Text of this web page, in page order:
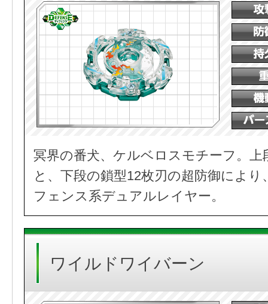
冥界の番犬、ケルベロスモチーフ。上
と、下段の鎖型12枚刃の超防御によ
フェンス系デュアルレイヤー。
ワイルドワイバーン